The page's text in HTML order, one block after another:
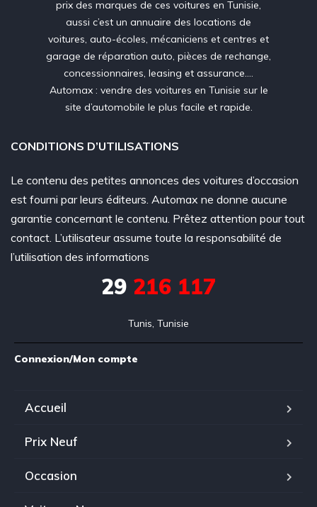
prix des marques de ces voitures en Tunisie,
aussi c’est un annuaire des locations de
voitures, auto-écoles, mécaniciens et centres et
garage de réparation auto, pièces de rechange,
concessionnaires, leasing et assurance….
Automax : vendre des voitures en Tunisie sur le
site d’automobile le plus facile et rapide.
CONDITIONS D’UTILISATIONS
Le contenu des petites annonces des voitures d’occasion
est fourni par leurs éditeurs. Automax ne donne aucune
garantie concernant le contenu. Prêtez attention pour tout
contact. L’utilisateur assume toute la responsabilité de
l’utilisation des informations
29 216 117
Tunis, Tunisie
Connexion/Mon compte
Accueil
Prix Neuf
Occasion